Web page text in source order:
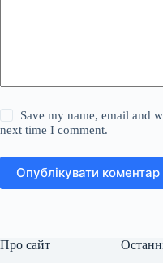
Save my name, email and
next time I comment.
Опублікувати коментар
Про сайт